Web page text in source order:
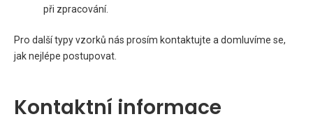
při zpracování.
Pro další typy vzorků nás prosím kontaktujte a domluvíme se,
jak nejlépe postupovat.
Kontaktní informace